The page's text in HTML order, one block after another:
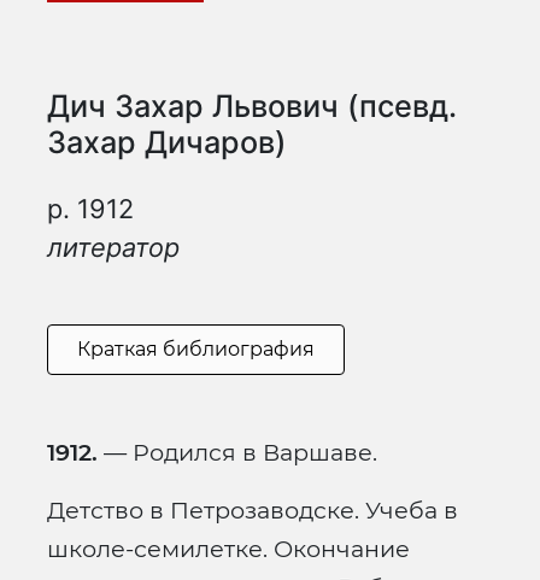
Дич Захар Львович (псевд.
Захар Дичаров)
р. 1912
литератор
Краткая библиография
1912. — Родился в Варшаве.
Детство в Петрозаводске. Учеба в
школе-семилетке. Окончание